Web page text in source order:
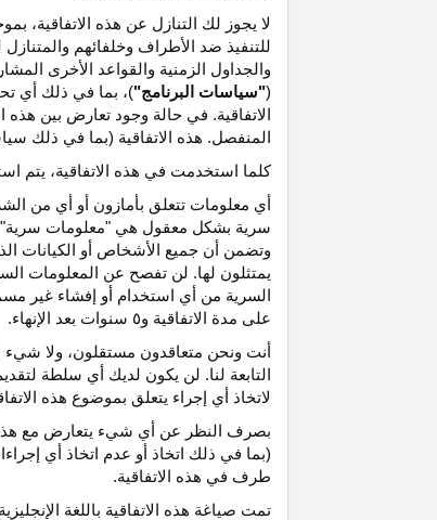
لا يجوز لك التنازل عن هذه الاتفاقية،
للتنفيذ ضد الأطراف وخلفائهم
والجداول الزمنية والقواعد الأخرى
("سياسات البرنامج")، بما في ذلك أي
الاتفاقية. في حالة وجود تعارض بين هذه
المنفصل. هذه الاتفاقية (بما في ذلك
كلما استخدمت في هذه الاتفاقية، يتم
أي معلومات تتعلق بأمازون أو أي من
سرية بشكل معقول هي "معلومات سرية"
وتضمن أن جميع الأشخاص أو الكيانات
يمتثلون لها. لن تفصح عن المعلومات
السرية من أي استخدام أو إفشاء غير
على مدة الاتفاقية و٥ سنوات بعد الإنهاء.
أنت ونحن متعاقدون مستقلون، ولا شيء
التابعة لنا. لن يكون لديك أي سلطة
لاتخاذ أي إجراء يتعلق بموضوع هذه
بصرف النظر عن أي شيء يتعارض مع
(بما في ذلك اتخاذ أو عدم اتخاذ أي
طرف في هذه الاتفاقية.
تمت صياغة هذه الاتفاقية باللغة الإنجليزية